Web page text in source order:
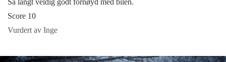
Så langt veldig godt fornøyd med bilen.
Score 10
Vurdert av Inge